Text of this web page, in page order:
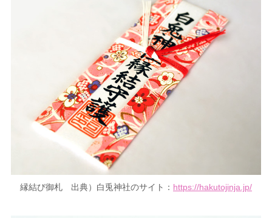
縁結び御札 出典）白兎神社のサイト： https://hakutojinja.jp/